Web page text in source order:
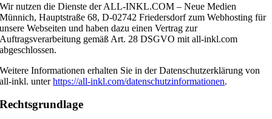
Wir nutzen die Dienste der ALL-INKL.COM – Neue Medien
Münnich, Hauptstraße 68, D-02742 Friedersdorf zum Webhosting für
unsere Webseiten und haben dazu einen Vertrag zur
Auftragsverarbeitung gemäß Art. 28 DSGVO mit all-inkl.com
abgeschlossen.
Weitere Informationen erhalten Sie in der Datenschutzerklärung von
all-inkl. unterhttps://all-inkl.com/datenschutzinformationen.
Rechtsgrundlage